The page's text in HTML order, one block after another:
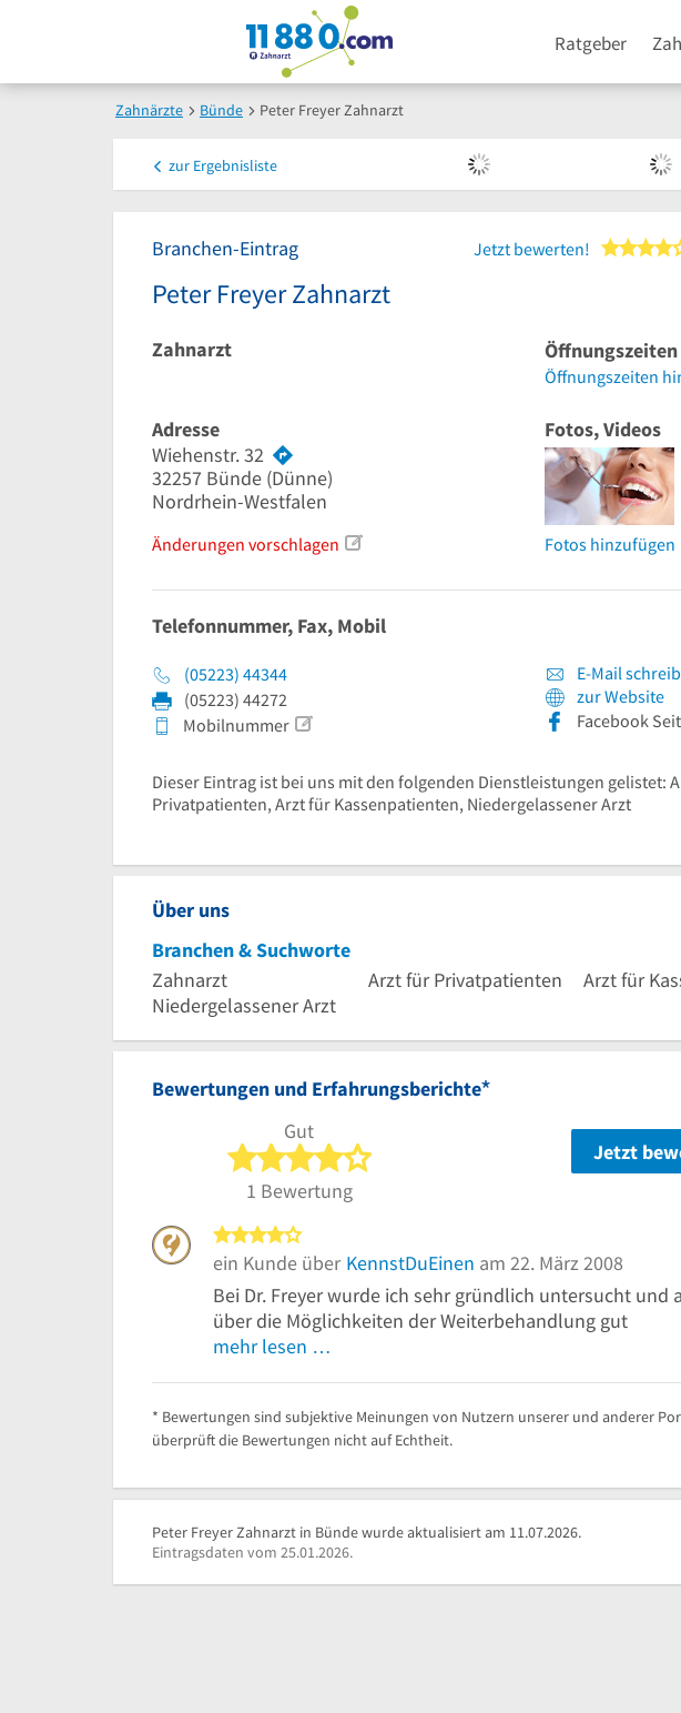
Ratgeber
Zahnärzte Bünde Peter Freyer Zahnarzt
zur Ergebnisliste
Branchen-Eintrag Jetzt bewerten!
Peter Freyer Zahnarzt
Zahnarzt Öffnungszeiten
Öffnungszeiten
Adresse
Wiehenstr. 32
32257 Bünde (Dünne)
Nordrhein-Westfalen
Änderungen vorschlagen
Fotos, Videos
Fotos hinzufügen
Telefonnummer, Fax, Mobil
(05223) 44344
(05223) 44272
Mobilnummer
E-Mail
zur Website
Facebook
Dieser Eintrag ist bei uns mit den folgenden Dienstleistungen gelistet:
Privatpatienten, Arzt für Kassenpatienten, Niedergelassener Arzt
Über uns
Branchen & Suchworte
Zahnarzt
Arzt für Privatpatienten
Arzt für
Niedergelassener Arzt
Bewertungen und Erfahrungsberichte*
Gut
4 von 5 Sternen
1 Bewertung
Jetzt
ein Kunde über KennstDuEinen am 22. März 2008
Bei Dr. Freyer wurde ich sehr gründlich untersucht und
über die Möglichkeiten der Weiterbehandlung gut
mehr lesen …
* Bewertungen sind subjektive Meinungen von Nutzern unserer und anderer
überprüft die Bewertungen nicht auf Echtheit.
Peter Freyer Zahnarzt in Bünde wurde aktualisiert am 11.07.2026.
Eintragsdaten vom 25.01.2026.